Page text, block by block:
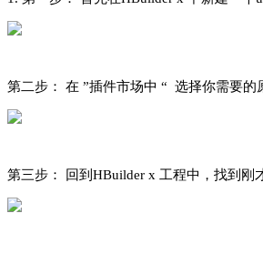
第二步： 在 ”插件市场中 “ 选择你需要的
第三步： 回到HBuilder x 工程中，找到刚